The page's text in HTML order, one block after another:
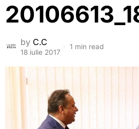
by C.C
18 iulie 2017
1 min read